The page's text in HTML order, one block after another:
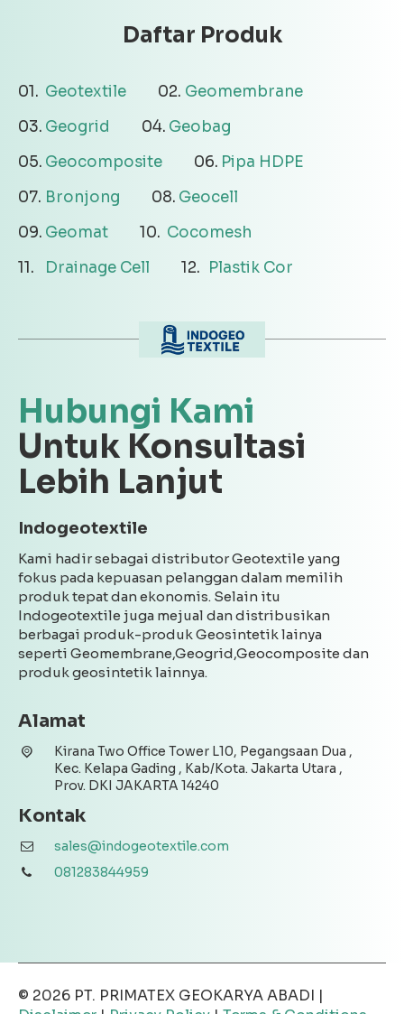
Daftar Produk
Geotextile
Geomembrane
Geogrid
Geobag
Geocomposite
Pipa HDPE
Bronjong
Geocell
Geomat
Cocomesh
Drainage Cell
Plastik Cor
Hubungi Kami
Untuk Konsultasi
Lebih Lanjut
Indogeotextile
Kami hadir sebagai distributor Geotextile yang
fokus pada kepuasan pelanggan dalam memilih
produk tepat dan ekonomis. Selain itu
Indogeotextile juga mejual dan distribusikan
berbagai produk-produk Geosintetik lainya
seperti Geomembrane,Geogrid,Geocomposite dan
produk geosintetik lainnya.
Alamat
Kirana Two Office Tower L10, Pegangsaan Dua ,
Kec. Kelapa Gading , Kab/Kota. Jakarta Utara ,
Prov. DKI JAKARTA 14240
Kontak
sales@indogeotextile.com
081283844959
© 2026 PT. PRIMATEX GEOKARYA ABADI |